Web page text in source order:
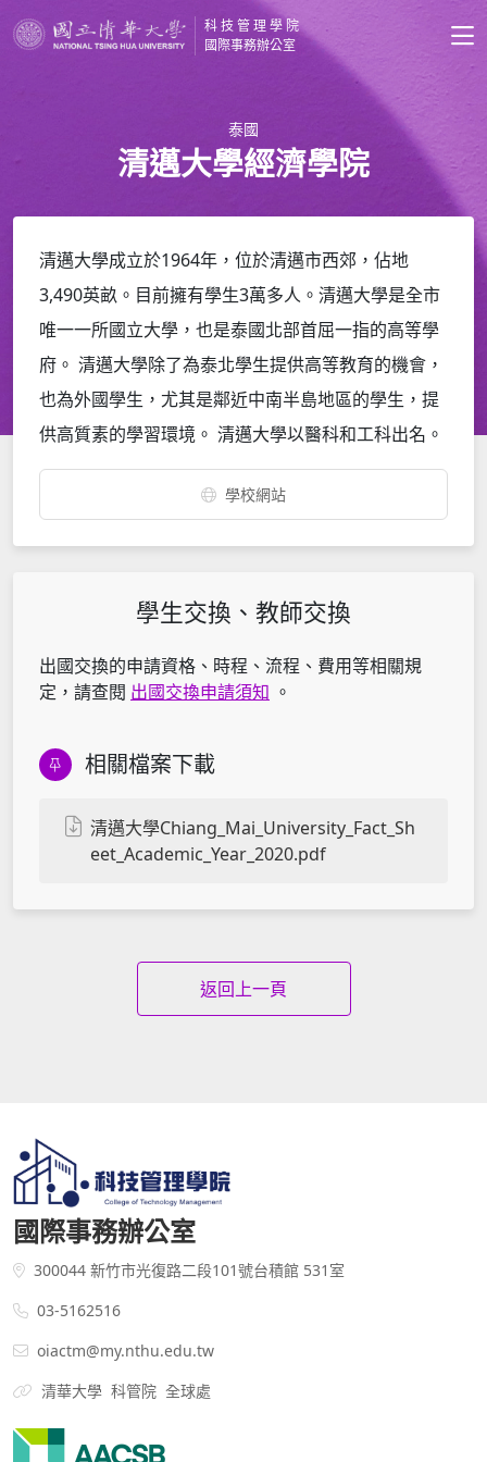
科技管理學院
國際事務辦公室
泰國
清邁大學經濟學院
清邁大學成立於1964年，位於清邁市西郊，佔地
3,490英畝。目前擁有學生3萬多人。清邁大學是全市
唯一一所國立大學，也是泰國北部首屈一指的高等學
府。 清邁大學除了為泰北學生提供高等教育的機會，
也為外國學生，尤其是鄰近中南半島地區的學生，提
供高質素的學習環境。 清邁大學以醫科和工科出名。
學校網站
學生交換、教師交換
出國交換的申請資格、時程、流程、費用等相關規
定，請查閱 出國交換申請須知 。
相關檔案下載
清邁大學Chiang_Mai_University_Fact_Sh
eet_Academic_Year_2020.pdf
返回上一頁
國際事務辦公室
300044 新竹市光復路二段101號台積館 531室
03-5162516
oiactm@my.nthu.edu.tw
清華大學 科管院 全球處